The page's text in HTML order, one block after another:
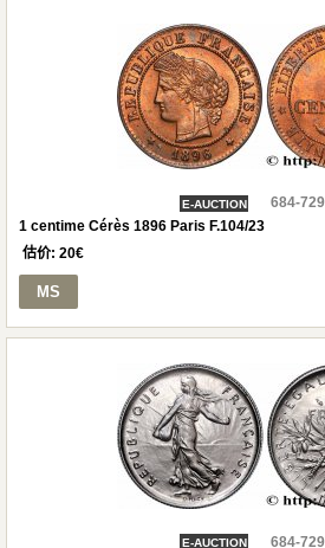
E-AUCTION
684-
1 centime Cérès 1896 Paris F.104/23
估价: 20€
MS
E-AUCTION
684-